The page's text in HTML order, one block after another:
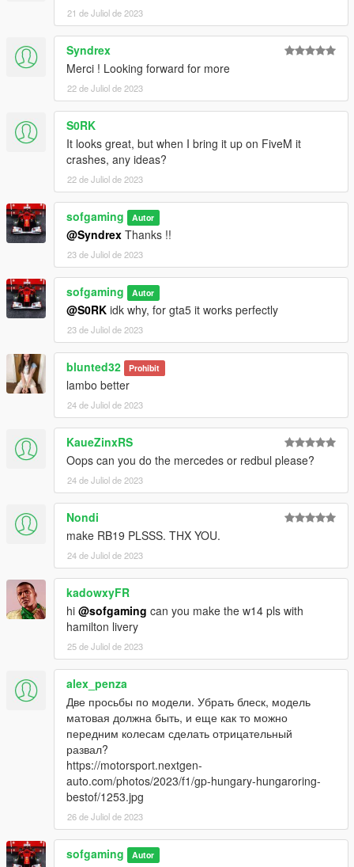
21 de Juliol de 2023
Syndrex
Merci ! Looking forward for more
22 de Juliol de 2023
S0RK
It looks great, but when I bring it up on FiveM it
crashes, any ideas?
22 de Juliol de 2023
sofgaming Autor
@Syndrex Thanks !!
23 de Juliol de 2023
sofgaming Autor
@S0RK idk why, for gta5 it works perfectly
23 de Juliol de 2023
blunted32 Prohibit
lambo better
24 de Juliol de 2023
KaueZinxRS
Oops can you do the mercedes or redbul please?
24 de Juliol de 2023
Nondi
make RB19 PLSSS. THX YOU.
24 de Juliol de 2023
kadowxyFR
hi @sofgaming can you make the w14 pls with
hamilton livery
25 de Juliol de 2023
alex_penza
Две просьбы по модели. Убрать блеск, модель
матовая должна быть, и еще как то можно
передним колесам сделать отрицательный
развал?
https://motorsport.nextgen-
auto.com/photos/2023/f1/gp-hungary-hungaroring-
bestof/1253.jpg
26 de Juliol de 2023
sofgaming Autor